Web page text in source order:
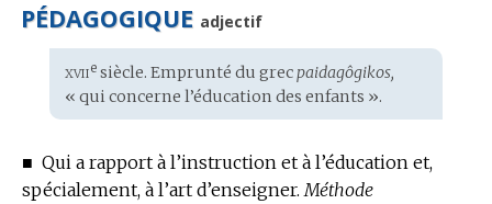
PÉDAGOGIQUE adjectif
Étymologie
:
xviiesiècle. Emprunté du grecpaidagôgikos,
« qui concerne l’éducation des enfants ».
■ Qui a rapport à l’instruction et à l’éducation et,
spécialement, à l’art d’enseigner. Méthode